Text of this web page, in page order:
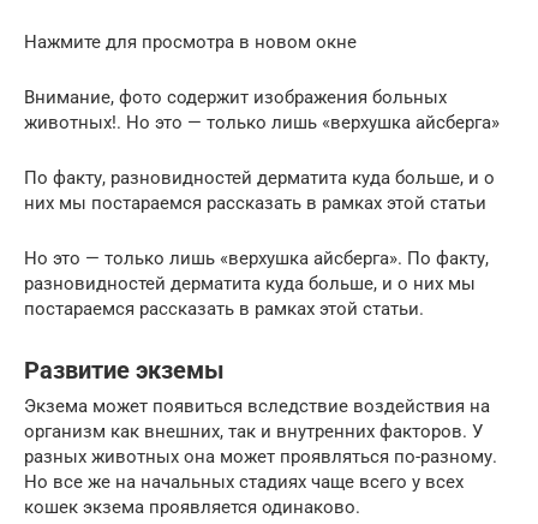
Нажмите для просмотра в новом окне
Внимание, фото содержит изображения больных
животных!. Но это — только лишь «верхушка айсберга»
По факту, разновидностей дерматита куда больше, и о
них мы постараемся рассказать в рамках этой статьи
Но это — только лишь «верхушка айсберга». По факту,
разновидностей дерматита куда больше, и о них мы
постараемся рассказать в рамках этой статьи.
Развитие экземы
Экзема может появиться вследствие воздействия на
организм как внешних, так и внутренних факторов. У
разных животных она может проявляться по-разному.
Но все же на начальных стадиях чаще всего у всех
кошек экзема проявляется одинаково.